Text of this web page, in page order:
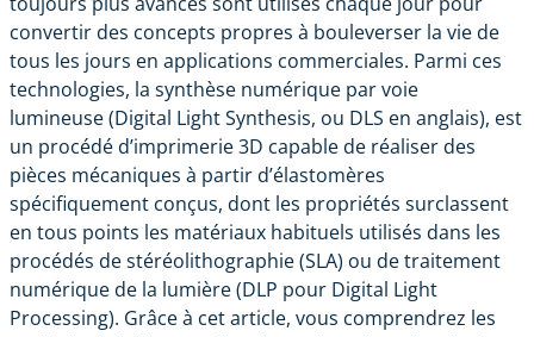
convertir des concepts propres à bouleverser la vie de
tous les jours en applications commerciales. Parmi ces
technologies, la synthèse numérique par voie
lumineuse(Digital Light Synthesis, ou DLS en anglais), est
un procédé d’imprimerie 3D capable de réaliser des
pièces mécaniques à partir d’élastomères
spécifiquement conçus, dont les propriétés surclassent
en tous points les matériaux habituels utilisés dans les
procédés destéréolithographie(SLA) ou de traitement
numérique de la lumière (DLP pour Digital Light
Processing). Grâce à cet article, vous comprendrez les